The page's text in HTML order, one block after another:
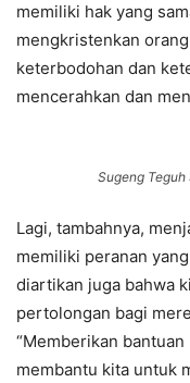
memiliki hak yang
mengkristenkan
keterbodohan dan
mencerahkan dan
Sugeng Teguh
Lagi, tambahnya,
memiliki peranan
diartikan juga bahwa
pertolongan bagi
“Memberikan
membantu kita untuk